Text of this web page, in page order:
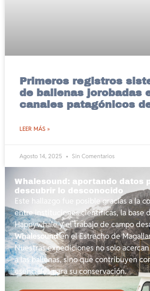
Primeros registros
de ballenas jorobadas
canales patagónicos
LEER MÁS »
Agosto 14, 2025 Sin Comentarios
Whalesound: aportando datos
descubrir lo desconocido
Este hallazgo fue posible gracias a la
entre instituciones científicas, la base
Happywhale y el trabajo de campo
Whalesounden el Estrecho de
Nuestras expediciones no solo
a las ballenas, sino que contribuyen
esenciales para su conservación.